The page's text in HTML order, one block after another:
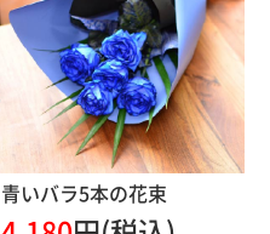
青いバラ5本の花束